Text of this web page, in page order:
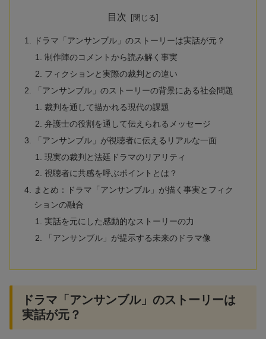
目次
ドラマ「アンサンブル」のストーリーは実話が元？
制作陣のコメントから読み解く事実
フィクションと実際の裁判との違い
「アンサンブル」のストーリーの背景にある社会問題
裁判を通して描かれる現代の課題
弁護士の役割を通して伝えられるメッセージ
「アンサンブル」が視聴者に伝えるリアルな一面
現実の裁判と法廷ドラマのリアリティ
視聴者に共感を呼ぶポイントとは？
まとめ：ドラマ「アンサンブル」が描く事実とフィク
ションの融合
実話を元にした感動的なストーリーの力
「アンサンブル」が提示する未来のドラマ像
ドラマ「アンサンブル」のストーリーは
実話が元？